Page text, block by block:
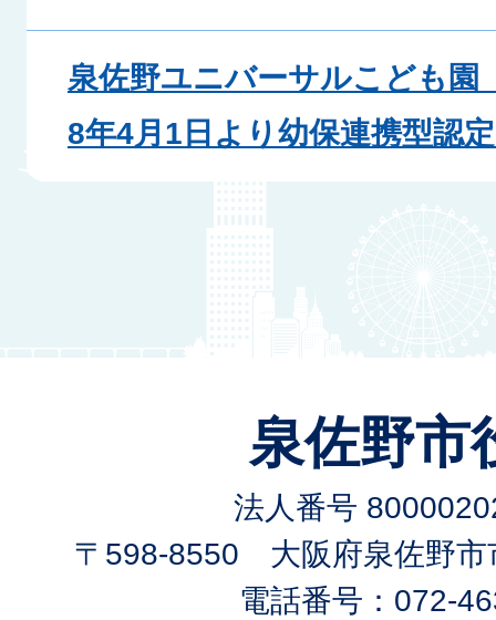
泉佐野ユニバーサルこども園
8年4月1日より幼保連携型認
泉佐野市
法人番号
〒598-8550 大阪府泉佐野市
電話番号：072-